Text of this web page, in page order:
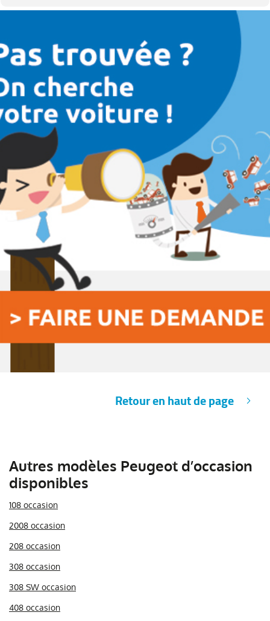
Retour en haut de page
Autres modèles Peugeot d’occasion
disponibles
108 occasion
2008 occasion
208 occasion
308 occasion
308 SW occasion
408 occasion